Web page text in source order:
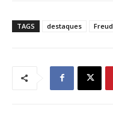
TAGS destaques Freud